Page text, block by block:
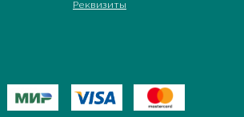
Реквизиты